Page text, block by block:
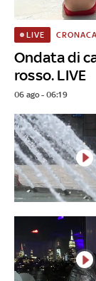
Ondata di
rosso. LIVE
LIVE CRONACA
06 ago - 06:19